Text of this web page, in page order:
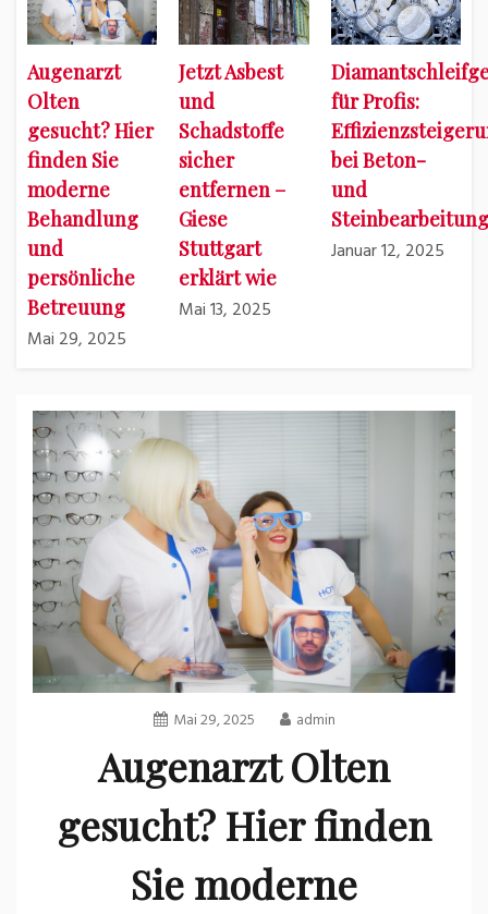
Augenarzt
Olten
gesucht? Hier
finden Sie
moderne
Behandlung
und
persönliche
Betreuung
Mai 29, 2025
Jetzt Asbest
und
Schadstoffe
sicher
entfernen –
Giese
Stuttgart
erklärt wie
Mai 13, 2025
für Profis:
bei Beton-
und
Steinbearbeitung
Januar 12, 2025
Mai 29, 2025 admin
Augenarzt Olten
gesucht? Hier finden
Sie moderne